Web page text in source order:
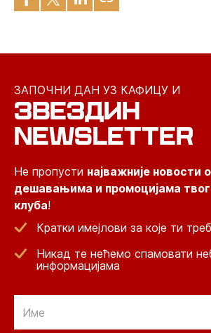
ЗАПОЧНИ ДАН УЗ КАФИЦУ И
ЗВЕЗДИН
NEWSLETTER
Не пропусти најважније новости
дешавањима и промоцијама
клуба!
Кратки имејлови за које ти
Никад те нећемо спамовати
информацијама